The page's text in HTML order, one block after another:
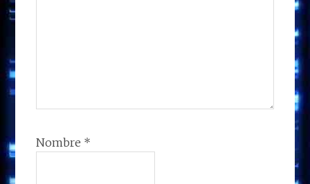
Nombre *